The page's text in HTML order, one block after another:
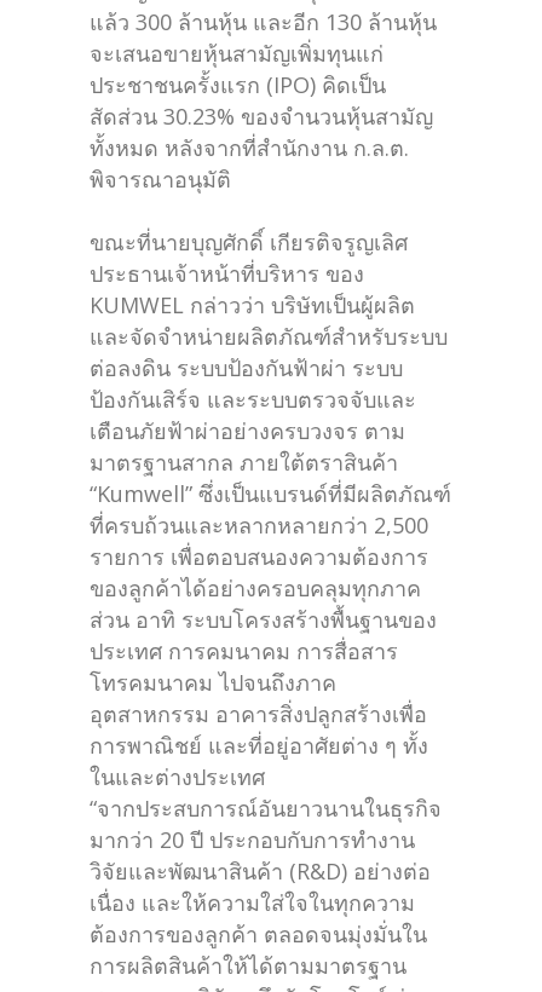
แล้ว 300 ล้านหุ้น และอีก 130 ล้านหุ้น
จะเสนอขายหุ้นสามัญเพิ่มทุนแก่
ประชาชนครั้งแรก (IPO) คิดเป็น
สัดส่วน 30.23% ของจำนวนหุ้นสามัญ
ทั้งหมด หลังจากที่สำนักงาน ก.ล.ต.
พิจารณาอนุมัติ
ขณะที่นายบุญศักดิ์ เกียรติจรูญเลิศ
ประธานเจ้าหน้าที่บริหาร ของ
KUMWEL กล่าวว่า บริษัทเป็นผู้ผลิต
และจัดจำหน่ายผลิตภัณฑ์สำหรับระบบ
ต่อลงดิน ระบบป้องกันฟ้าผ่า ระบบ
ป้องกันเสิร์จ และระบบตรวจจับและ
เตือนภัยฟ้าผ่าอย่างครบวงจร ตาม
มาตรฐานสากล ภายใต้ตราสินค้า
“Kumwell” ซึ่งเป็นแบรนด์ที่มีผลิตภัณฑ์
ที่ครบถ้วนและหลากหลายกว่า 2,500
รายการ เพื่อตอบสนองความต้องการ
ของลูกค้าได้อย่างครอบคลุมทุกภาค
ส่วน อาทิ ระบบโครงสร้างพื้นฐานของ
ประเทศ การคมนาคม การสื่อสาร
โทรคมนาคม ไปจนถึงภาค
อุตสาหกรรม อาคารสิ่งปลูกสร้างเพื่อ
การพาณิชย์ และที่อยู่อาศัยต่าง ๆ ทั้ง
ในและต่างประเทศ
“จากประสบการณ์อันยาวนานในธุรกิจ
มากว่า 20 ปี ประกอบกับการทำงาน
วิจัยและพัฒนาสินค้า (R&D) อย่างต่อ
เนื่อง และให้ความใส่ใจในทุกความ
ต้องการของลูกค้า ตลอดจนมุ่งมั่นใน
การผลิตสินค้าให้ได้ตามมาตรฐาน